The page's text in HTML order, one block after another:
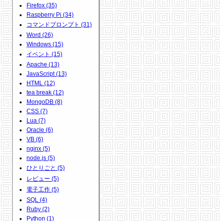
Firefox (35)
Raspberry Pi (34)
コマンドプロンプト (31)
Word (26)
Windows (15)
イベント (15)
Apache (13)
JavaScript (13)
HTML (12)
tea break (12)
MongoDB (8)
CSS (7)
Lua (7)
Oracle (6)
VB (6)
nginx (5)
node.js (5)
ひとりごと (5)
レビュー (5)
電子工作 (5)
SQL (4)
Ruby (2)
Python (1)